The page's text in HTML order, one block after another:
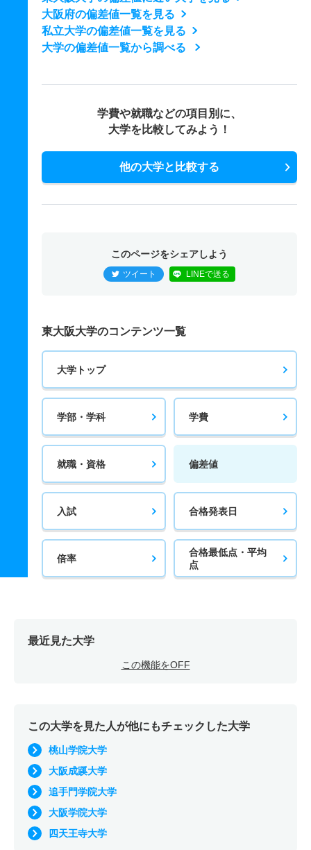
大阪府の偏差値一覧を見る
私立大学の偏差値一覧を見る
大学の偏差値一覧から調べる
学費や就職などの項目別に、
大学を比較してみよう！
他の大学と比較する
このページをシェアしよう
ツイート LINEで送る
東大阪大学のコンテンツ一覧
大学トップ
学部・学科 学費
就職・資格 偏差値
入試 合格発表日
倍率
合格最低点・平均
点
最近見た大学
この機能をOFF
この大学を見た人が他にもチェックした大学
桃山学院大学
大阪成蹊大学
追手門学院大学
大阪学院大学
四天王寺大学